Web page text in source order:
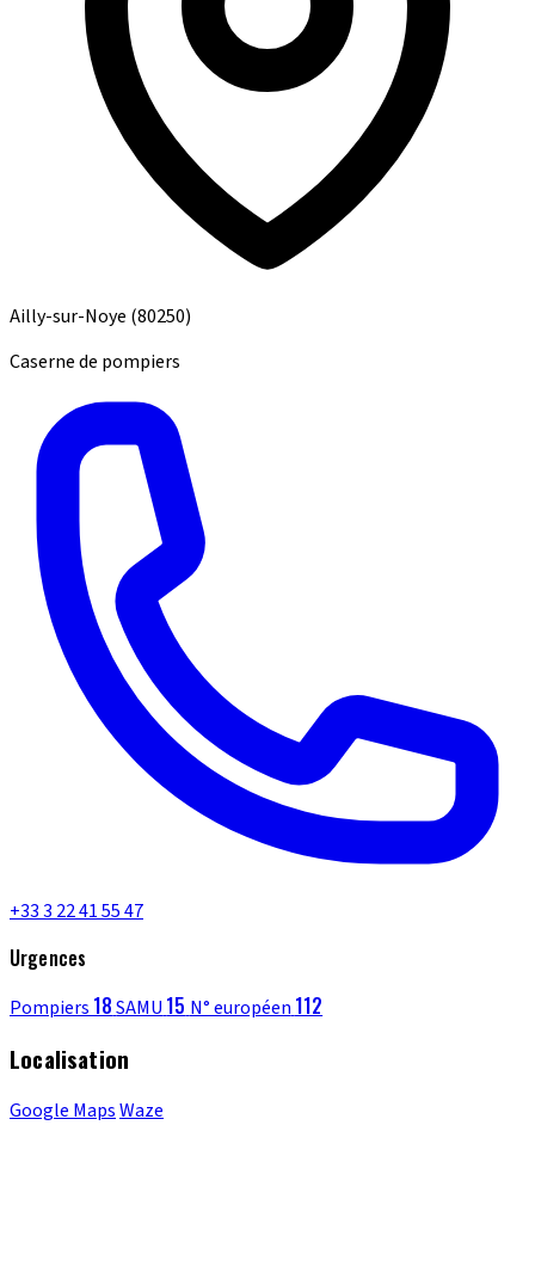
Ailly-sur-Noye (80250)
Caserne de pompiers
+33 3 22 41 55 47
Urgences
Pompiers 18SAMU 15 N° européen 112
Localisation
Google MapsWaze